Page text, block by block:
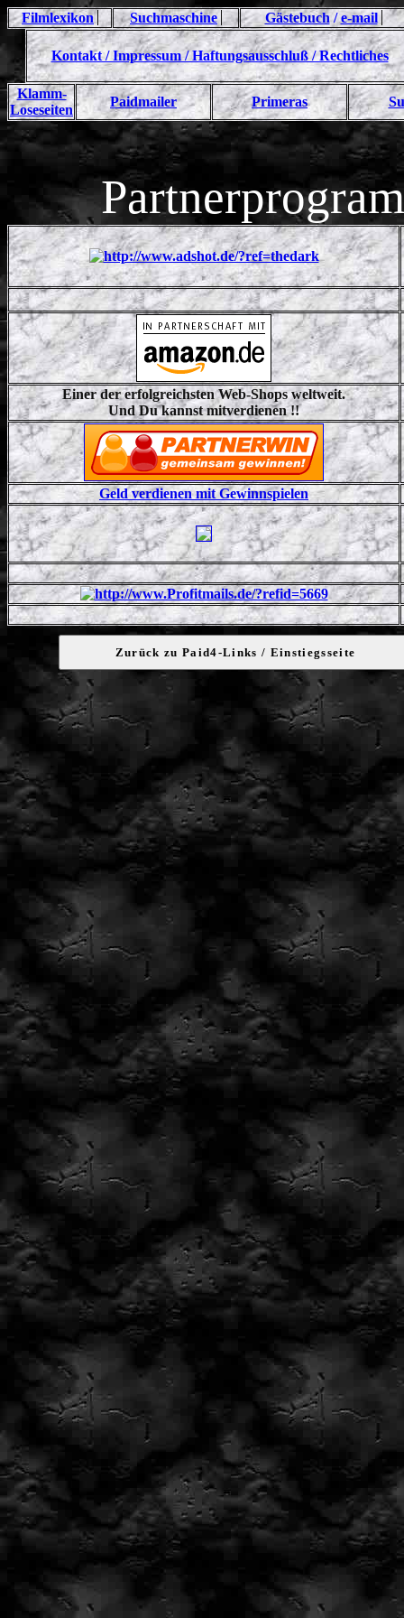
Filmlexikon Suchmaschine Gästebuch/e-mail
Kontakt / Impressum / Haftungsausschluß / Rechtliches
Klamm-
Loseseiten
Paidmailer Primeras
Einer der erfolgreichsten Web-Shops weltweit.
Und Du kannst mitverdienen !!
Geld verdienen mit Gewinnspielen